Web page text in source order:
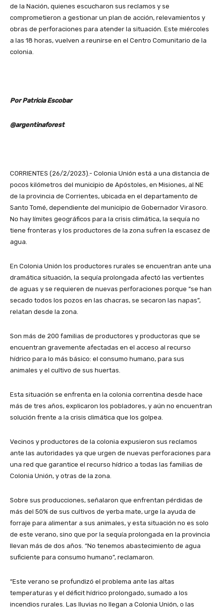
de la Nación, quienes escucharon sus reclamos y se
comprometieron a gestionar un plan de acción, relevamientos y
obras de perforaciones para atender la situación. Este miércoles
a las 18 horas, vuelven a reunirse en el Centro Comunitario de la
colonia.
Por Patricia Escobar
@argentinaforest
CORRIENTES (26/2/2023).- Colonia Unión está a una distancia de
pocos kilómetros del municipio de Apóstoles, en Misiones, al NE
de la provincia de Corrientes, ubicada en el departamento de
Santo Tomé, dependiente del municipio de Gobernador Virasoro.
No hay límites geográficos para la crisis climática, la sequía no
tiene fronteras y los productores de la zona sufren la escasez de
agua.
En Colonia Unión los productores rurales se encuentran ante una
dramática situación, la sequía prolongada afectó las vertientes
de aguas y se requieren de nuevas perforaciones porque “se han
secado todos los pozos en las chacras, se secaron las napas”,
relatan desde la zona.
Son más de 200 familias de productores y productoras que se
encuentran gravemente afectadas en el acceso al recurso
hídrico para lo más básico: el consumo humano, para sus
animales y el cultivo de sus huertas.
Esta situación se enfrenta en la colonia correntina desde hace
más de tres años, explicaron los pobladores, y aún no encuentran
solución frente a la crisis climática que los golpea.
Vecinos y productores de la colonia expusieron sus reclamos
ante las autoridades ya que urgen de nuevas perforaciones para
una red que garantice el recurso hídrico a todas las familias de
Colonia Unión, y otras de la zona.
Sobre sus producciones, señalaron que enfrentan pérdidas de
más del 50% de sus cultivos de yerba mate, urge la ayuda de
forraje para alimentar a sus animales, y esta situación no es solo
de este verano, sino que por la sequía prolongada en la provincia
llevan más de dos años. “No tenemos abastecimiento de agua
suficiente para consumo humano”, reclamaron.
“Este verano se profundizó el problema ante las altas
temperaturas y el déficit hídrico prolongado, sumado a los
incendios rurales. Las lluvias no llegan a Colonia Unión, o las